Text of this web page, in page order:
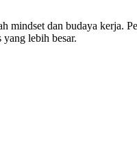
dan budaya kerja.
lebih besar.